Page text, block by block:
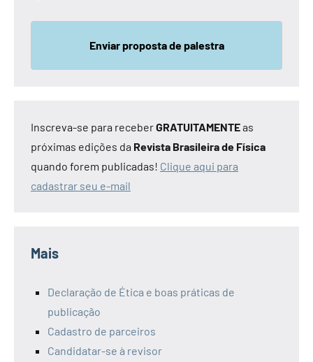
Enviar proposta de palestra
Inscreva-se para receberGRATUITAMENTEas
próximas edições da Revista Brasileira de Física
quando forem publicadas! Clique aqui para
cadastrar seu e-mail
Mais
Declaração de Ética e boas práticas de
publicação
Cadastro de parceiros
Candidatar-se à revisor